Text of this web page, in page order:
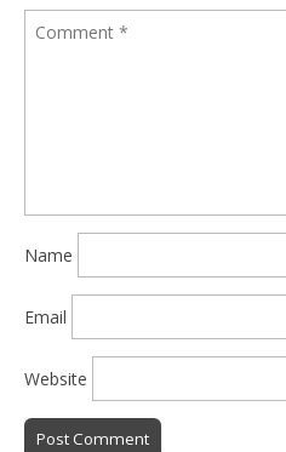
Name
Email
Website